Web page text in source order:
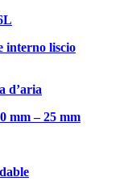
interno liscio
d’aria
mm – 25 mm